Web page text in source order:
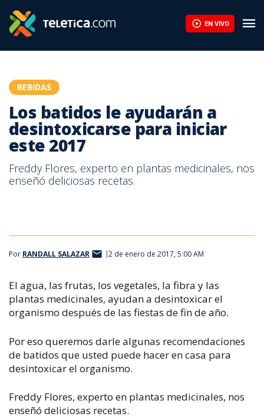
EN VIVO
BEBIDAS
Los batidos le ayudarán a
desintoxicarse para iniciar
este 2017
Freddy Flores, experto en plantas medicinales, nos
enseñó deliciosas recetas.
Por RANDALL SALAZAR 2 de enero de 2017, 5:00 AM
El agua, las frutas, los vegetales, la fibra y las
plantas medicinales, ayudan a desintoxicar el
organismo después de las fiestas de fin de año.
Por eso queremos darle algunas recomendaciones
de batidos que usted puede hacer en casa para
desintoxicar el organismo.
Freddy Flores, experto en plantas medicinales, nos
enseñó deliciosas recetas.